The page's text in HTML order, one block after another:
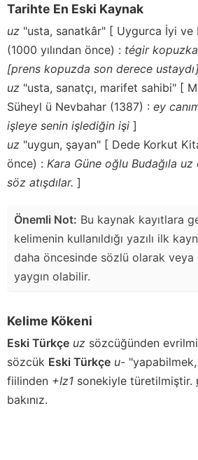
Tarihte En Eski Kaynak
uz "usta, sanatkâr" [ Uygurca İyi ve
(1000 yılından önce) : tégir
[prens kopuzda son derece ustaydı]
uz "usta, sanatçı, marifet sahibi" [
Süheyl ü Nevbahar (1387) : ey
işleye senin işlediğin işi ]
uz "uygun, şayan" [ Dede Korkut
önce) : Kara Güne oğlu Budağıla
söz atışdılar. ]
Önemli Not: Bu kaynak kayıtlara
kelimenin kullanıldığı yazılı ilk
daha öncesinde sözlü olarak
yaygın olabilir.
Kelime Kökeni
Eski Türkçe uz sözcüğünden
sözcük Eski Türkçe u-
fiilinden +Iz1 sonekiyle türetilmiştir.
bakınız.